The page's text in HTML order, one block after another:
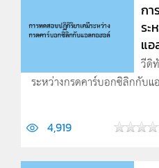
กา
ระ
แอ
วีดิ
ระหว่างกรดคาร์บอกซิลิกกับ
4,919